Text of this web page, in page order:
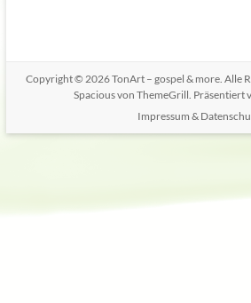
Copyright © 2026TonArt – gospel & more. Alle
Spaciousvon ThemeGrill. Präsentiert
Impressum &